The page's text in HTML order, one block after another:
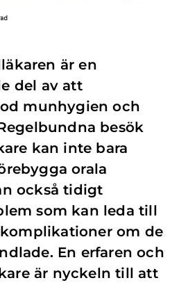
är en
del av att
munhygien och
besök
kan inte bara
orala
också tidigt
som kan leda till
om de
En erfaren och
är nyckeln till att